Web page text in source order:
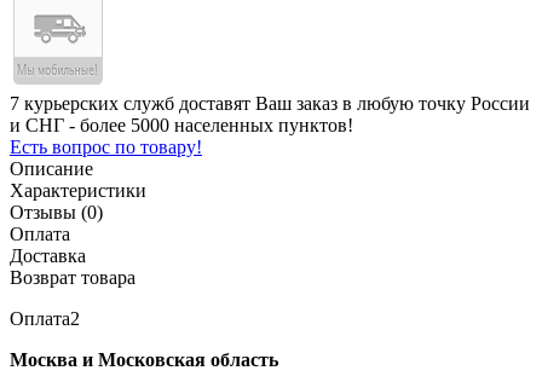
7 курьерских служб доставят Ваш заказ в любую точку России
и СНГ - более 5000 населенных пунктов!
Есть вопрос по товару!
Описание
Характеристики
Отзывы (0)
Оплата
Доставка
Возврат товара
Оплата2
Москва и Московская область